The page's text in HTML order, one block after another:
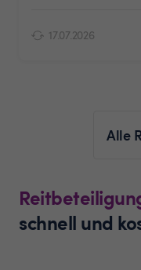
17.07.2026
Alle
schnell und